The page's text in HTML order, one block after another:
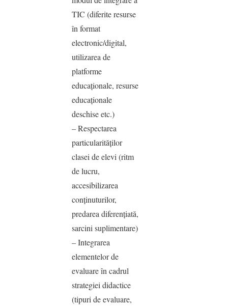
TIC (diferite resurse
în format
electronic/digital,
utilizarea de
platforme
educaţionale, resurse
educaţionale
deschise etc.)
– Respectarea
particularităţilor
clasei de elevi (ritm
de lucru,
accesibilizarea
conţinuturilor,
predarea diferenţiată,
sarcini suplimentare)
– Integrarea
elementelor de
evaluare în cadrul
strategiei didactice
(tipuri de evaluare,